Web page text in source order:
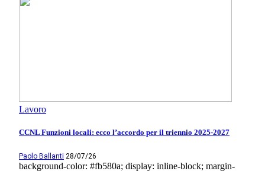
Lavoro
CCNL Funzioni locali: ecco l’accordo per il triennio 2025-2027
Paolo Ballanti 28/07/26
background-color: #fb580a; display: inline-block; margin-